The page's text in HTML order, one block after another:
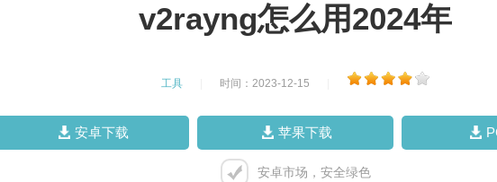
v2rayng怎么用2024年
工具 时间：2023-12-15
安卓下载 苹果下载
安卓市场，安全绿色